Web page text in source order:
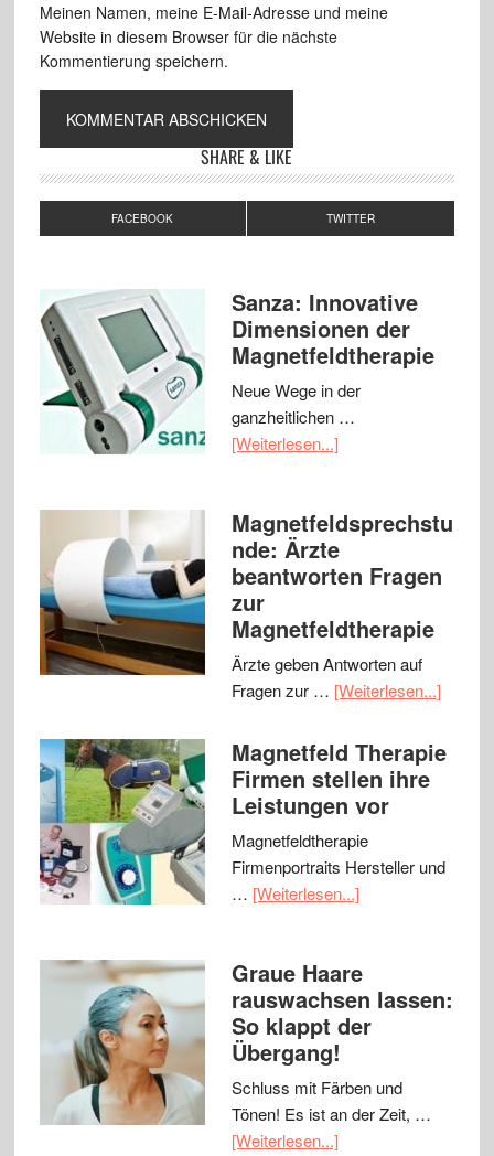
Meinen Namen, meine E-Mail-Adresse und meine
Website in diesem Browser für die nächste
Kommentierung speichern.
SHARE & LIKE
FACEBOOK TWITTER
Sanza: Innovative
Dimensionen der
Magnetfeldtherapie
Neue Wege in der
ganzheitlichen …
[Weiterlesen...]
Magnetfeldsprechstu
nde: Ärzte
beantworten Fragen
zur
Magnetfeldtherapie
Ärzte geben Antworten auf
Fragen zur … [Weiterlesen...]
Magnetfeld Therapie
Firmen stellen ihre
Leistungen vor
Magnetfeldtherapie
Firmenportraits Hersteller und
… [Weiterlesen...]
Graue Haare
rauswachsen lassen:
So klappt der
Übergang!
Schluss mit Färben und
Tönen! Es ist an der Zeit, …
[Weiterlesen...]